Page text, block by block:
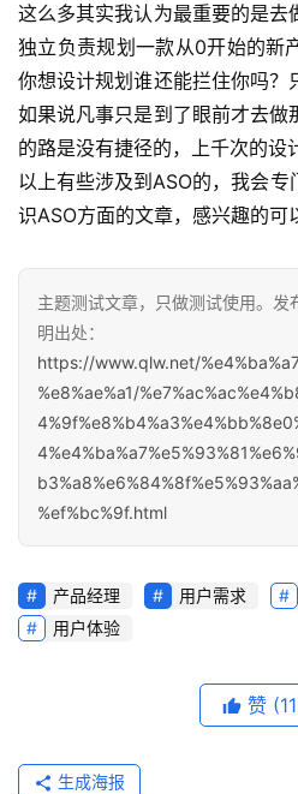
这么多其实我认为最重要的是去
独立负责规划一款从0开始的新
你想设计规划谁还能拦住你吗？
如果说凡事只是到了眼前才去做
的路是没有捷径的，上千次的设
以上有些涉及到ASO的，我会
识ASO方面的文章，感兴趣的可
主题测试文章，只做测试使用。
明出处：
https://www.qlw.net/
%e8%ae%a1/
%ef%bc%9f.html
产品经理 用户需求
用户体验
赞
生成海报